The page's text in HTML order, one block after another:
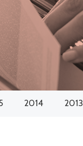
2014 2013